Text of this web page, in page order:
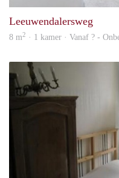
Leeuwendalersweg
8 m2 · 1 kamer · Vanaf ? -